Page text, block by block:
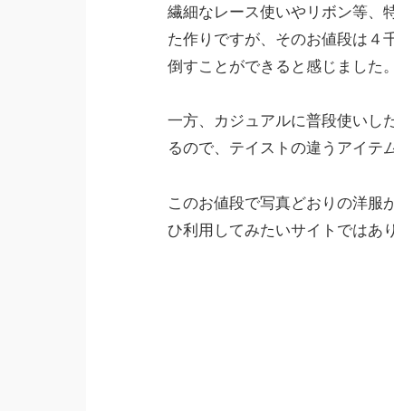
繊細なレース使いやリボン等、
た作りですが、そのお値段は４
倒すことができると感じました。
一方、カジュアルに普段使いし
るので、テイストの違うアイテ
このお値段で写真どおりの洋服
ひ利用してみたいサイトではあ